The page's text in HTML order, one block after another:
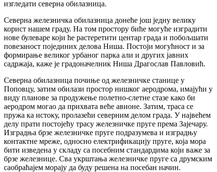
изгледати северна обилазница.
Северна железничка обилазница донеће још једну велику
корист нашем граду. На том простору биће могуће изградити
нове булеваре који ће растеретити центар града и побољшати
повезаност појединих делова Ниша. Постоји могућност и за
формирање великог урбаног парка али и других јавних
садржаја, каже је градоначелник Ниша Драгослав Павловић.
Северна обилазница почиње од железничке станице у
Поповцу, затим обилази простор нишког аеродрома, имајући у
виду планове за продужење полетно-слетне стазе како би
аеродром могао да прихвата веће авионе. Затим, траса се
пружа ка истоку, пролазећи северним делом града. У највећем
делу прати постојећу трасу железничке пруге према Зајечару.
Изградња брзе железничке пруге подразумева и изградњу
контактне мреже, односно електрификацију пруге, која мора
бити изведена у складу са посебним стандардима који важе за
брзе железнице. Сва укрштања железничке пруге са друмским
саобраћајем морају да буду решена на посебан начин.